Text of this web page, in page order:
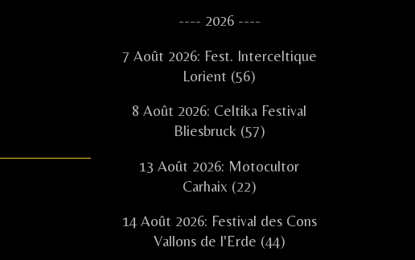
---- 2026 ----
7 Août 2026: Fest. Interceltique
Lorient (56)
8 Août 2026: Celtika Festival
Bliesbruck (57)
13 Août 2026: Motocultor
Carhaix (22)
14 Août 2026: Festival des Cons
Vallons de l'Erde (44)